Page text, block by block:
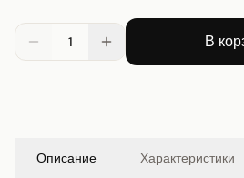
1 В
Описание Характеристики